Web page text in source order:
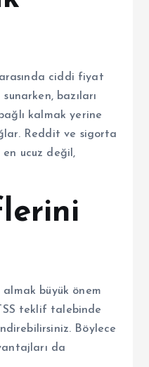
ciddi fiyat
bazıları
kalmak yerine
Reddit ve sigorta
en ucuz değil,
büyük önem
teklif talebinde
Böylece
da